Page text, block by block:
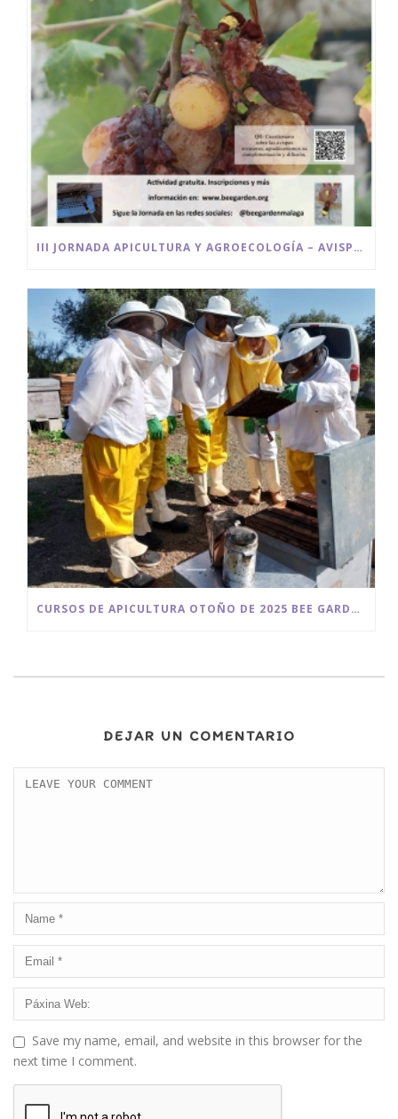
III JORNADA APICULTURA Y AGROECOLOGÍA – AVISPAS INVASORAS UN DESAFÍO PARA EL MEDIO AMBIENTE
CURSOS DE APICULTURA OTOÑO DE 2025 BEE GARDEN MÁLAGA
DEJAR UN COMENTARIO
Save my name, email, and website in this browser for the
next time I comment.